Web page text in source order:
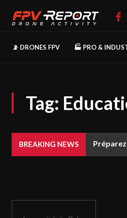
📡 DRONES FPV 🏭 PRO &
Tag:
BREAKING NEWS